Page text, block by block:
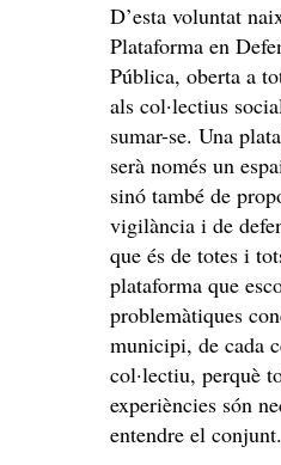
D’esta voluntat
Plataforma en
Pública, oberta a
als col·lectius
sumar-se. Una
serà només un
sinó també de
vigilància i de
que és de totes i
plataforma que
problemàtiques
municipi, de cada
col·lectiu, perquè
experiències són
entendre el conjunt.